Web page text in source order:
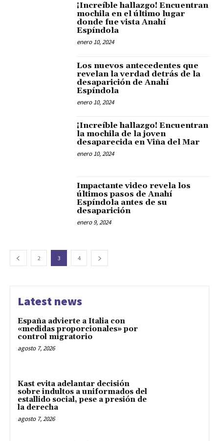
¡Increíble hallazgo! Encuentran
mochila en el último lugar
donde fue vista Anahí
Espíndola
enero 10, 2024
Los nuevos antecedentes que
revelan la verdad detrás de la
desaparición de Anahí
Espíndola
enero 10, 2024
¡Increíble hallazgo! Encuentran
la mochila de la joven
desaparecida en Viña del Mar
enero 10, 2024
Impactante video revela los
últimos pasos de Anahí
Espíndola antes de su
desaparición
enero 9, 2024
2 3 4
Latest news
España advierte a Italia con
«medidas proporcionales» por
control migratorio
agosto 7, 2026
Kast evita adelantar decisión
sobre indultos a uniformados del
estallido social, pese a presión de
la derecha
agosto 7, 2026